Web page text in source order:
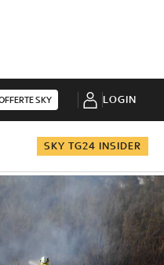
SKY LOGIN
SKY TG24 INSIDER